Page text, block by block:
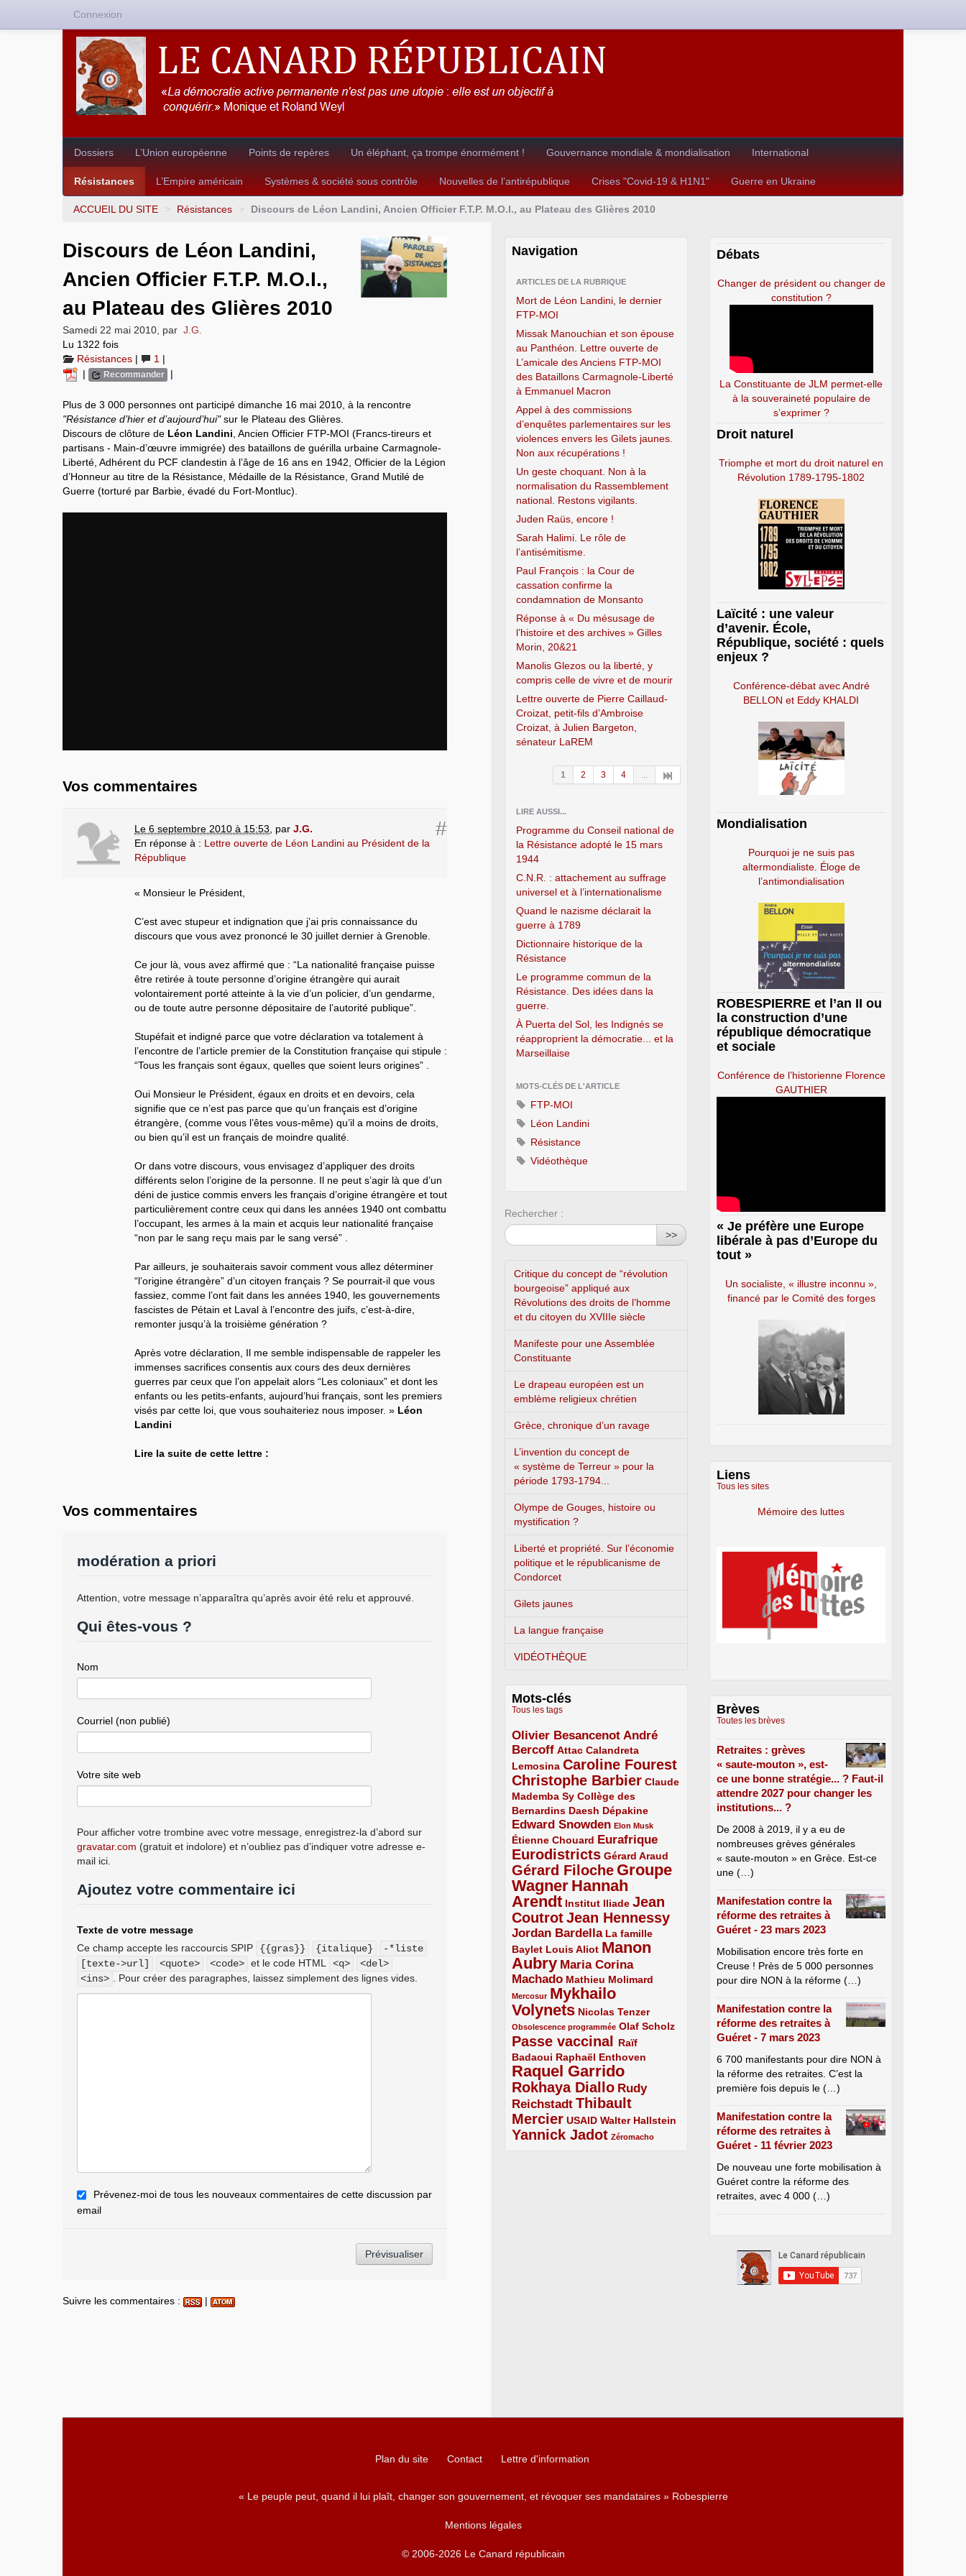
Dossiers L’Union européenne Points de repères Un éléphant, ça trompe énormément ! Gouvernance mondiale & mondialisation International
Résistances L’Empire américain Systèmes & société sous contrôle Nouvelles de l’antirépublique Crises "Covid-19 & H1N1" Guerre en Ukraine
ACCUEIL DU SITE > Résistances > Discours de Léon Landini, Ancien Officier F.T.P. M.O.I., au Plateau des Glières 2010
Discours de Léon Landini,
Ancien Officier F.T.P. M.O.I.,
au Plateau des Glières 2010
Samedi 22 mai 2010 par J.G.
Lu 1322 fois
Résistances | 1 |
|
Recommander |
Plus de 3 000 personnes ont participé dimanche 16 mai 2010, à la rencontre
"Résistance d’hier et d’aujourd’hui"sur le Plateau des Glières.
Discours de clôture de Léon Landini , Ancien Officier FTP-MOI (Francs-tireurs et
partisans - Main-d’œuvre immigrée) des bataillons de guérilla urbaine Carmagnole-
Liberté, Adhérent du PCF clandestin à l’âge de 16 ans en 1942, Officier de la Légion
d’Honneur au titre de la Résistance, Médaille de la Résistance, Grand Mutilé de
Guerre (torturé par Barbie, évadé du Fort-Montluc).
Vos commentaires
#
Le 6 septembre 2010 à 15:53 par J.G.
En réponse à : Lettre ouverte de Léon Landini au Président de la
République
« Monsieur le Président,
C’est avec stupeur et indignation que j’ai pris connaissance du
discours que vous avez prononcé le 30 juillet dernier à Grenoble.
Ce jour là, vous avez affirmé que : “La nationalité française puisse
être retirée à toute personne d’origine étrangère qui aurait
volontairement porté atteinte à la vie d’un policier, d’un gendarme,
ou de toute autre personne dépositaire de l’autorité publique”.
Stupéfait et indigné parce que votre déclaration va totalement à
l’encontre de l’article premier de la Constitution française qui stipule :
“Tous les français sont égaux, quelles que soient leurs origines” .
Oui Monsieur le Président, égaux en droits et en devoirs, cela
signifie que ce n’est pas parce que qu’un français est d’origine
étrangère, (comme vous l’êtes vous-même) qu’il a moins de droits,
ou bien qu’il est un français de moindre qualité.
Or dans votre discours, vous envisagez d’appliquer des droits
différents selon l’origine de la personne. Il ne peut s’agir là que d’un
déni de justice commis envers les français d’origine étrangère et tout
particulièrement contre ceux qui dans les années 1940 ont combattu
l’occupant, les armes à la main et acquis leur nationalité française
“non par le sang reçu mais par le sang versé” .
Par ailleurs, je souhaiterais savoir comment vous allez déterminer
“l’origine étrangère” d’un citoyen français ? Se pourrait-il que vous
fassiez, comme l’ont fait dans les années 1940, les gouvernements
fascistes de Pétain et Laval à l’encontre des juifs, c’est-à-dire,
remonter jusqu’à la troisième génération ?
Après votre déclaration, Il me semble indispensable de rappeler les
immenses sacrifices consentis aux cours des deux dernières
guerres par ceux que l’on appelait alors “Les coloniaux” et dont les
enfants ou les petits-enfants, aujourd’hui français, sont les premiers
visés par cette loi, que vous souhaiteriez nous imposer. » Léon
Landini
Lire la suite de cette lettre :
Vos commentaires
modération a priori
Attention, votre message n’apparaîtra qu’après avoir été relu et approuvé.
Qui êtes-vous ?
Nom
Courriel (non publié)
Votre site web
Pour afficher votre trombine avec votre message, enregistrez-la d’abord sur
gravatar.com (gratuit et indolore) et n’oubliez pas d’indiquer votre adresse e-
mail ici.
Ajoutez votre commentaire ici
Texte de votre message
Ce champ accepte les raccourcis SPIP
{{gras}} {italique}
-*liste
[texte->url]
<quote> <code> et le code HTML <q>
<del>
<ins>
. Pour créer des paragraphes, laissez simplement des lignes vides.
Prévenez-moi de tous les nouveaux commentaires de cette discussion par
email
Suivre les commentaires : |
Navigation
ARTICLES DE LA RUBRIQUE
Mort de Léon Landini, le dernier
FTP-MOI
Missak Manouchian et son épouse
au Panthéon. Lettre ouverte de
L’amicale des Anciens FTP-MOI
des Bataillons Carmagnole-Liberté
à Emmanuel Macron
Appel à des commissions
d’enquêtes parlementaires sur les
violences envers les Gilets jaunes.
Non aux récupérations !
Un geste choquant. Non à la
normalisation du Rassemblement
national. Restons vigilants.
Juden Raüs, encore !
Sarah Halimi. Le rôle de
l’antisémitisme.
Paul François : la Cour de
cassation confirme la
condamnation de Monsanto
Réponse à « Du mésusage de
l’histoire et des archives » Gilles
Morin, 20&21
Manolis Glezos ou la liberté, y
compris celle de vivre et de mourir
Lettre ouverte de Pierre Caillaud-
Croizat, petit-fils d’Ambroise
Croizat, à Julien Bargeton,
sénateur LaREM
1 2 3 4 ...
LIRE AUSSI...
Programme du Conseil national de
la Résistance adopté le 15 mars
1944
C.N.R. : attachement au suffrage
universel et à l’internationalisme
Quand le nazisme déclarait la
guerre à 1789
Dictionnaire historique de la
Résistance
Le programme commun de la
Résistance. Des idées dans la
guerre.
À Puerta del Sol, les Indignés se
réapproprient la démocratie... et la
Marseillaise
MOTS-CLÉS DE L'ARTICLE
FTP-MOI
Léon Landini
Résistance
Vidéothèque
Rechercher :
>>
Critique du concept de “révolution
bourgeoise” appliqué aux
Révolutions des droits de l’homme
et du citoyen du XVIIIe siècle
Manifeste pour une Assemblée
Constituante
Le drapeau européen est un
emblème religieux chrétien
Grèce, chronique d’un ravage
L’invention du concept de
« système de Terreur » pour la
période 1793-1794...
Olympe de Gouges, histoire ou
mystification ?
Liberté et propriété. Sur l’économie
politique et le républicanisme de
Condorcet
Gilets jaunes
La langue française
VIDÉOTHÈQUE
Mots-clés
Tous les tags
Olivier Besancenot
3/5
André
Bercoff
3/5 Attac
2/5
Calandreta
Lemosina
2/5 Caroline Fourest
4/5
Christophe Barbier
4/5
Claude
Mademba Sy
2/5
Collège des
Bernardins
2/5 Daesh
2/5 Dépakine
2/5
Edward Snowden
3/5 Elon Musk
1/5
Étienne Chouard
2/5 Eurafrique
3/5
Eurodistricts
4/5 Gérard Araud
2/5
Gérard Filoche
4/5
Groupe
Wagner
5/5
Hannah
Arendt
5/5 Institut Iliade
2/5
Jean
Coutrot
4/5 Jean Hennessy
4/5
Jordan Bardella
3/5
La famille
Baylet
2/5 Louis Aliot
2/5
Manon
Aubry
5/5
Maria Corina
Machado
3/5 Mathieu Molimard
2/5
Mercosur
1/5
Mykhailo
Volynets
5/5 Nicolas Tenzer
2/5
Obsolescence programmée
1/5 Olaf Scholz
2/5
Passe vaccinal
4/5
Raïf
Badaoui
2/5 Raphaël Enthoven
2/5
Raquel Garrido
5/5
Rokhaya Diallo
4/5
Rudy
Reichstadt
3/5
Thibault
Mercier
4/5 USAID
2/5 Walter Hallstein
2/5
Yannick Jadot
4/5 Zéromacho
1/5
Débats
Changer de président ou changer de
constitution ?
La Constituante de JLM permet-elle
à la souveraineté populaire de
s’exprimer ?
Droit naturel
Triomphe et mort du droit naturel en
Révolution 1789-1795-1802
Laïcité : une valeur
d’avenir. École,
République, société : quels
enjeux ?
Conférence-débat avec André
BELLON et Eddy KHALDI
Mondialisation
Pourquoi je ne suis pas
altermondialiste. Éloge de
l’antimondialisation
ROBESPIERRE et l’an II ou
la construction d’une
république démocratique
et sociale
Conférence de l’historienne Florence
GAUTHIER
« Je préfère une Europe
libérale à pas d’Europe du
tout »
Un socialiste, « illustre inconnu »,
financé par le Comité des forges
Liens
Tous les sites
Mémoire des luttes
Brèves
Toutes les brèves
Retraites : grèves
« saute-mouton », est-
ce une bonne stratégie... ? Faut-il
attendre 2027 pour changer les
institutions... ?
De 2008 à 2019, il y a eu de
nombreuses grèves générales
« saute-mouton » en Grèce. Est-ce
une (…)
Manifestation contre la
réforme des retraites à
Guéret - 23 mars 2023
Mobilisation encore très forte en
Creuse ! Près de 5 000 personnes
pour dire NON à la réforme (…)
Manifestation contre la
réforme des retraites à
Guéret - 7 mars 2023
6 700 manifestants pour dire NON à
la réforme des retraites. C’est la
première fois depuis le (…)
Manifestation contre la
réforme des retraites à
Guéret - 11 février 2023
De nouveau une forte mobilisation à
Guéret contre la réforme des
retraites, avec 4 000 (…)
Plan du site Contact Lettre d'information
« Le peuple peut, quand il lui plaît, changer son gouvernement, et révoquer ses mandataires » Robespierre
Mentions légales
© 2006-2026 Le Canard républicain
Connexion